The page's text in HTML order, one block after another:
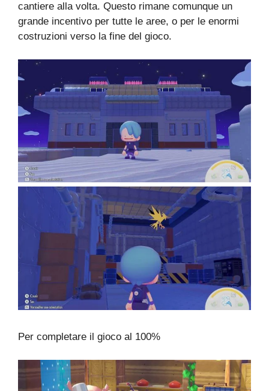
cantiere alla volta. Questo rimane comunque un
grande incentivo per tutte le aree, o per le enormi
costruzioni verso la fine del gioco.
Per completare il gioco al 100%